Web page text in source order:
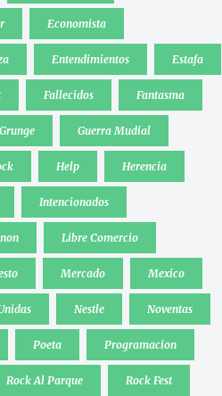
Economista
Entendimientos Estafa
Fallecidos Fantasma
Grunge Guerra Mudial
Help Herencia
Intencionados
Libre Comercio
Mercado Mexico
Nestle Noventas
Poeta Programacion
Rock Al Parque Rock Fest